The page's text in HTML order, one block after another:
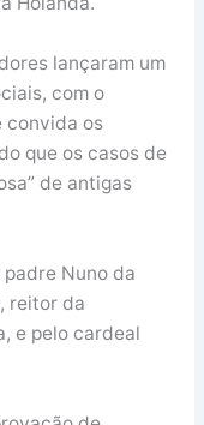
lançaram um
com o
convida os
que os casos de
de antigas
Nuno da
reitor da
e pelo cardeal